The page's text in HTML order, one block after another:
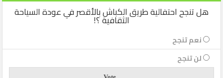
هل تنجح احتفالية طريق الكباش بالأقصر في عودة السياحة
الثقافية ؟!
نعم تنجح
لن تنجح